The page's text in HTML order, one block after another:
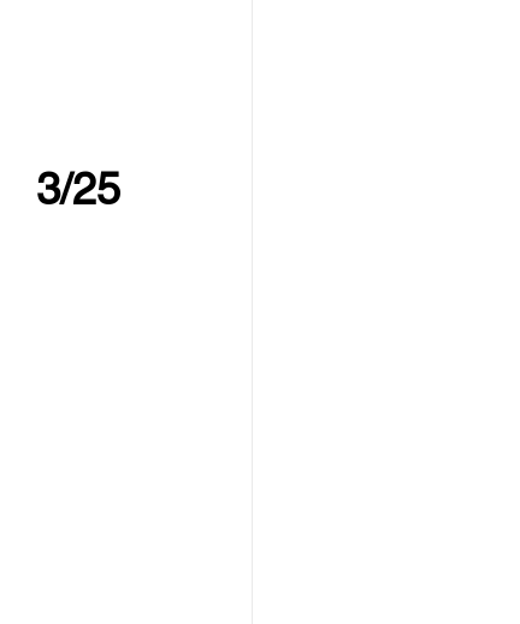
ス
25